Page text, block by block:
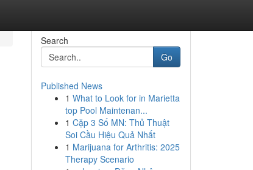
Search
Go
Published News
1 What to Look for in Marietta
top Pool Maintenan...
1 Cặp 3 Số MN: Thủ Thuật
Soi Cầu Hiệu Quả Nhất
1 Marijuana for Arthritis: 2025
Therapy Scenario